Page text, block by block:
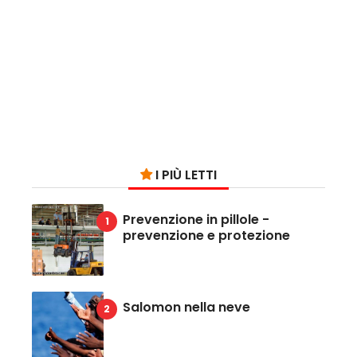
I PIÙ LETTI
Prevenzione in pillole -
prevenzione e protezione
Salomon nella neve